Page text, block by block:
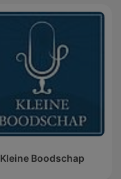
Kleine Boodschap